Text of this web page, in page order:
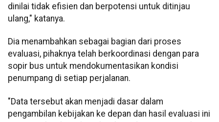
dinilai tidak efisien dan berpotensi untuk ditinjau
ulang," katanya.
Dia menambahkan sebagai bagian dari proses
evaluasi, pihaknya telah berkoordinasi dengan para
sopir bus untuk mendokumentasikan kondisi
penumpang di setiap perjalanan.
"Data tersebut akan menjadi dasar dalam
pengambilan kebijakan ke depan dan hasil evaluasi ini